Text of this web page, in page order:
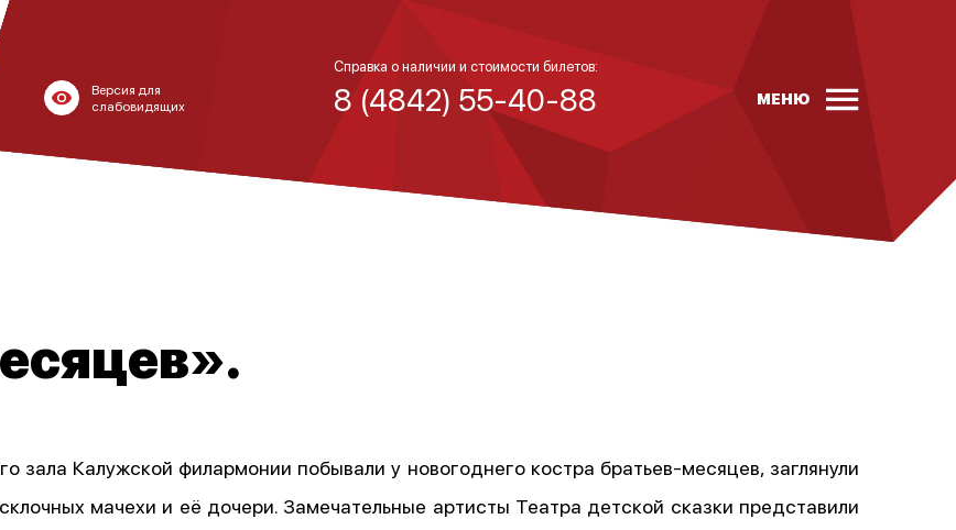
Версия для
слабовидящих
Справка о наличии и стоимости билетов:
8 (4842) 55-40-88 МЕНЮ
зала Калужской филармонии побывали у новогоднего костра братьев-месяцев, заглянули
мачехи и её дочери. Замечательные артисты Театра детской сказки представили